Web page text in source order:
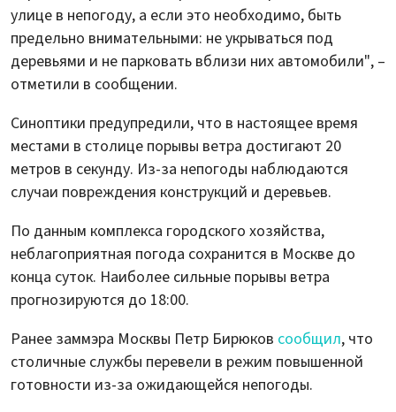
улице в непогоду, а если это необходимо, быть
предельно внимательными: не укрываться под
деревьями и не парковать вблизи них автомобили", –
отметили в сообщении.
Синоптики предупредили, что в настоящее время
местами в столице порывы ветра достигают 20
метров в секунду. Из-за непогоды наблюдаются
случаи повреждения конструкций и деревьев.
По данным комплекса городского хозяйства,
неблагоприятная погода сохранится в Москве до
конца суток. Наиболее сильные порывы ветра
прогнозируются до 18:00.
Ранее заммэра Москвы Петр Бирюков сообщил, что
столичные службы перевели в режим повышенной
готовности из-за ожидающейся непогоды.